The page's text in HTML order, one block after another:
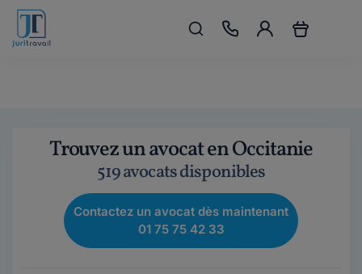
Trouvez un avocat en Occitanie
519 avocats disponibles
Contactez un avocat dès maintenant
01 75 75 42 33